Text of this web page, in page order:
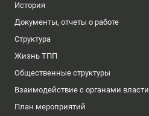
История
Документы, отчеты о работе
Структура
Жизнь ТПП
Общественные структуры
Взаимодействие с органами власти
План мероприятий